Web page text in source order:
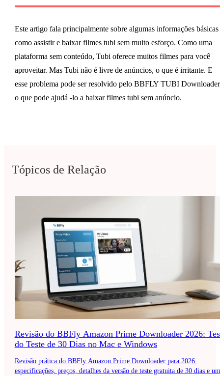
Este artigo fala principalmente sobre algumas informações básicas
como assistir e baixar filmes tubi sem muito esforço. Como uma
plataforma sem conteúdo, Tubi oferece muitos filmes para você
aproveitar. Mas Tubi não é livre de anúncios, o que é irritante. E
esse problema pode ser resolvido pelo BBFLY TUBI
o que pode ajudá -lo a baixar filmes tubi sem anúncio.
Tópicos de Relação
Revisão do BBFly Amazon Prime Downloader 2026:
do Teste de 30 Dias no Mac e Windows
Revisão prática do BBFly Amazon Prime Downloader para 2026:
especificações, preços, detalhes da versão de teste gratuita de 30 dias e um